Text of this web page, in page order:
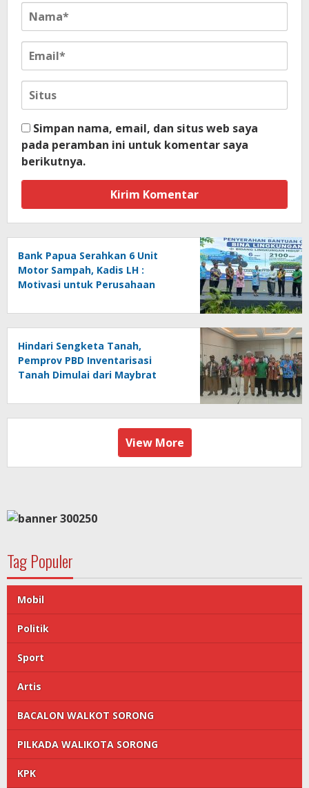
Simpan nama, email, dan situs web saya
pada peramban ini untuk komentar saya
berikutnya.
Bank Papua Serahkan 6 Unit
Motor Sampah, Kadis LH :
Motivasi untuk Perusahaan
Lingkungan
Hindari Sengketa Tanah,
Pemprov PBD Inventarisasi
Tanah Dimulai dari Maybrat
View More
Tag Populer
Mobil
Politik
Sport
Artis
BACALON WALKOT SORONG
PILKADA WALIKOTA SORONG
KPK